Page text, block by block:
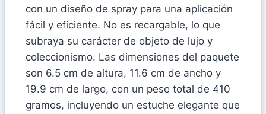
con un diseño de spray para una aplicación
fácil y eficiente. No es recargable, lo que
subraya su carácter de objeto de lujo y
coleccionismo. Las dimensiones del paquete
son 6.5 cm de altura, 11.6 cm de ancho y
19.9 cm de largo, con un peso total de 410
gramos, incluyendo un estuche elegante que